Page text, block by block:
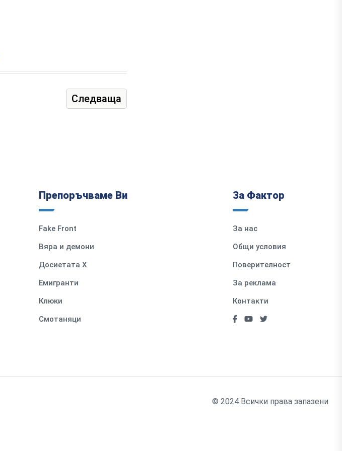
Следваща
Препоръчваме Ви
Fake Front
Вяра и демони
Досиетата Х
Емигранти
Клюки
Смотаняци
За Фактор
За нас
Общи условия
Поверителност
За реклама
Контакти
© 2024 Всички права запазени